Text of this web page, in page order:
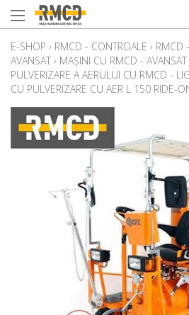
E-SHOP › RMCD - CONTROALE › RMCD
AVANSAT › MAȘINI CU RMCD - AVANSAT
PULVERIZARE A AERULUI CU RMCD -
CU PULVERIZARE CU AER L 150 RIDE-